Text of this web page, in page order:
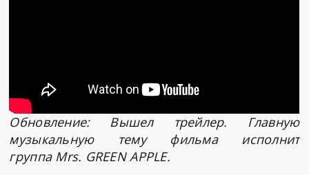
Обновление: Вышел трейлер. Главную
музыкальную тему фильма исполнит
группа Mrs. GREEN APPLE.